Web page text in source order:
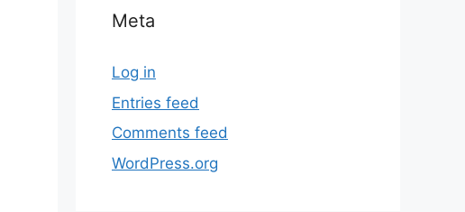
Meta
Log in
Entries feed
Comments feed
WordPress.org